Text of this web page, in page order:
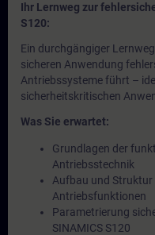
Ihr Lernweg zur
S120:
Ein durchgängiger
sicheren Anwendung
Antriebssysteme führt –
sicherheitskritischen
Was Sie erwartet:
Grundlagen der
Antriebsstechnik
Aufbau und Struktur
Antriebsfunktionen
Parametrierung
SINAMICS S120